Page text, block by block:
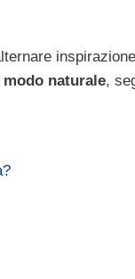
naturale,